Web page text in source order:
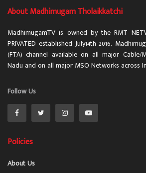
About Madhimugam Tholaikkatchi
MadhimugamTV is owned by the RMT
PRIVATED established July14th 2016.
(FTA) channel available on all major Cable/
Nadu and on all major MSO Networks across
Follow Us
Policies
About Us